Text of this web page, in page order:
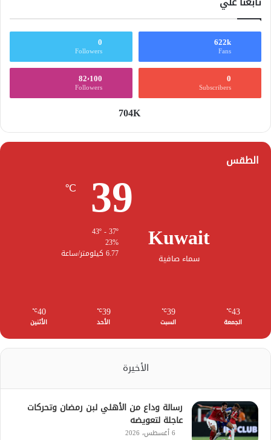
622k
Fans
0
Followers
0
Subscribers
82٬100
Followers
704K
الطقس
Kuwait
سماء صافية
39
℃
23%
6.77 كيلومتر/ساعة
43
℃
الجمعة
39
℃
السبت
39
℃
الأحد
40
℃
الأثنين
الأخيرة
رسالة وداع من الأهلي لبن رمضان وتحركات
عاجلة لتعويضه
6 أغسطس، 2026